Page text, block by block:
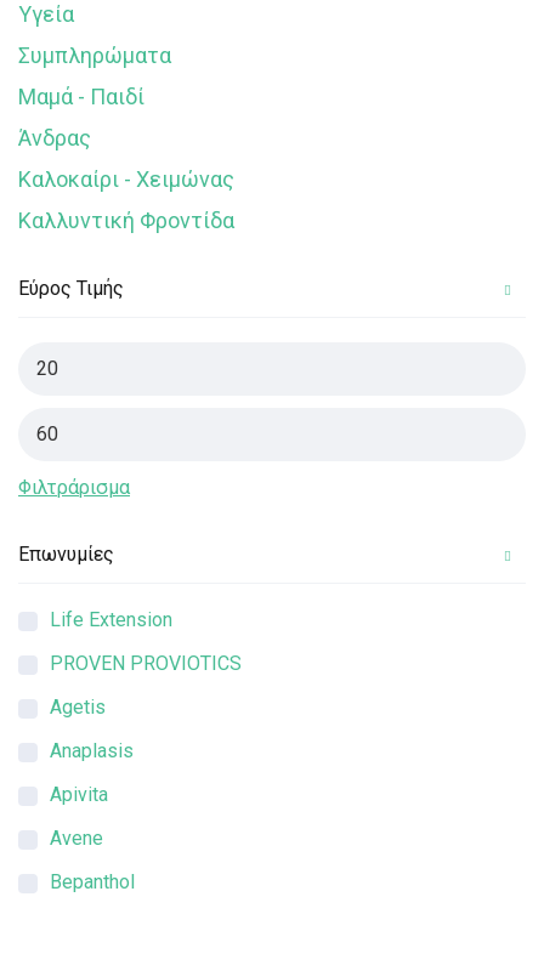
Υγεία
Συμπληρώματα
Μαμά - Παιδί
Άνδρας
Καλοκαίρι - Χειμώνας
Καλλυντική Φροντίδα
Εύρος Τιμής
Φιλτράρισμα
Επωνυμίες
Life Extension
PROVEN PROVIOTICS
Agetis
Anaplasis
Apivita
Avene
Bepanthol